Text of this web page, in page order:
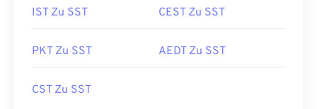
IST Zu SST CEST Zu SST
PKT Zu SST AEDT Zu SST
CST Zu SST